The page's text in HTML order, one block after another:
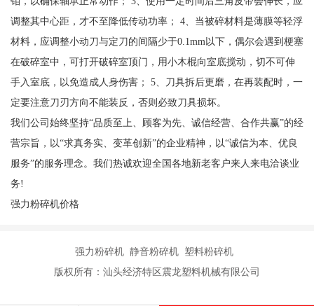
调整其中心距，才不至降低传动功率； 4、当被碎材料是薄膜等轻浮
材料，应调整小动刀与定刀的间隔少于0.1mm以下，偶尔会遇到梗塞
在破碎室中，可打开破碎室顶门，用小木棍向室底搅动，切不可伸
手入室底，以免造成人身伤害； 5、刀具拆后更磨，在再装配时，一
定要注意刀刃方向不能装反，否则必致刀具损坏。
我们公司始终坚持“品质至上、顾客为先、诚信经营、合作共赢”的经
营宗旨，以“求真务实、变革创新”的企业精神，以“诚信为本、优良
服务”的服务理念。我们热诚欢迎全国各地新老客户来人来电洽谈业
务!
强力粉碎机价格
强力粉碎机 静音粉碎机 塑料粉碎机
版权所有：汕头经济特区震龙塑料机械有限公司